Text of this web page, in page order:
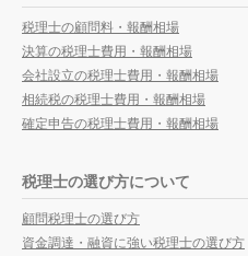
税理士の顧問料・報酬相場
決算の税理士費用・報酬相場
会社設立の税理士費用・報酬相場
相続税の税理士費用・報酬相場
確定申告の税理士費用・報酬相場
税理士の選び方について
顧問税理士の選び方
資金調達・融資に強い税理士の選び方